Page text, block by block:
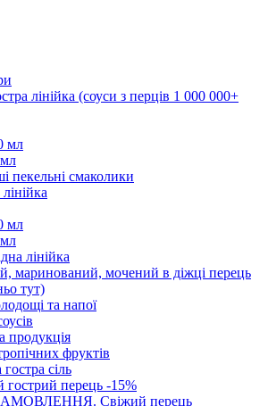
лінійка (соуси з перців 1 000 000+
мл
пекельні смаколики
мл
лінійка
маринований, мочений в діжці перець
тут)
та напої
продукція
фруктів
гостра сіль
перець -15%
Свіжий перець